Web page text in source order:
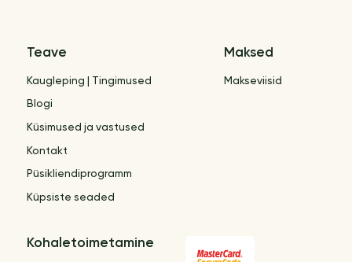
Teave
Kaugleping | Tingimused
Blogi
Küsimused ja vastused
Kontakt
Püsikliendiprogramm
Küpsiste seaded
Maksed
Makseviisid
Kohaletoimetamine